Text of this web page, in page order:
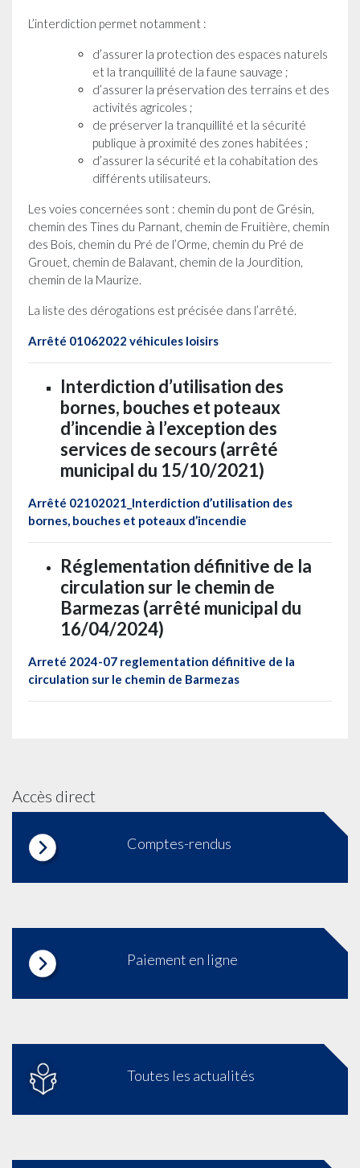
L’interdiction permet notamment :
d’assurer la protection des espaces naturels
et la tranquillité de la faune sauvage ;
d’assurer la préservation des terrains et des
activités agricoles ;
de préserver la tranquillité et la sécurité
publique à proximité des zones habitées ;
d’assurer la sécurité et la cohabitation des
différents utilisateurs.
Les voies concernées sont : chemin du pont de Grésin,
chemin des Tines du Parnant, chemin de Fruitière, chemin
des Bois, chemin du Pré de l’Orme, chemin du Pré de
Grouet, chemin de Balavant, chemin de la Jourdition,
chemin de la Maurize.
La liste des dérogations est précisée dans l’arrêté.
Arrêté 01062022 véhicules loisirs
Interdiction d’utilisation des
bornes, bouches et poteaux
d’incendie à l’exception des
services de secours (arrêté
municipal du 15/10/2021)
Arrêté 02102021_Interdiction d’utilisation des
bornes, bouches et poteaux d’incendie
Réglementation définitive de la
circulation sur le chemin de
Barmezas (arrêté municipal du
16/04/2024)
Arreté 2024-07 reglementation définitive de la
circulation sur le chemin de Barmezas
Accès direct
Comptes-rendus
Paiement en ligne
Toutes les actualités